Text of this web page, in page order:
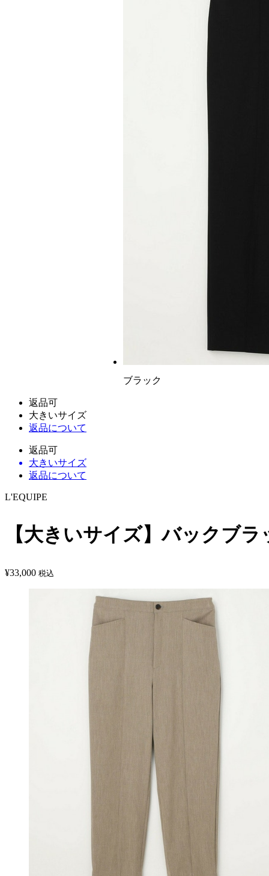
ブラック
返品可
大きいサイズ
返品について
返品可
大きいサイズ
返品について
L'EQUIPE
【大きいサイズ】バックブ
¥33,000 税込